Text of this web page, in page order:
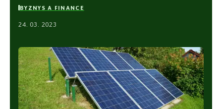
BYZNYS A FINANCE
24. 03. 2023